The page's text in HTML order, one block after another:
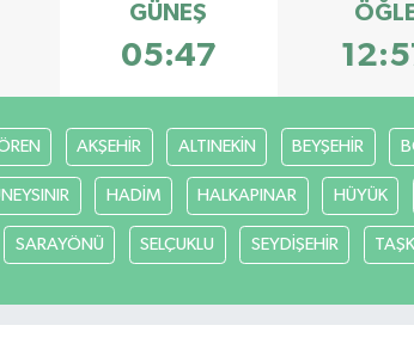
GÜNEŞ
05:47
AKŞEHİR ALTINEKİN BEYŞEHİR
HADİM HALKAPINAR HÜYÜK
SARAYÖNÜ SELÇUKLU SEYDİŞEHİR